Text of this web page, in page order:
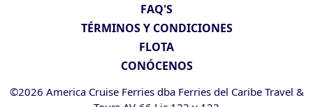
FAQ'S
TÉRMINOS Y CONDICIONES
FLOTA
CONÓCENOS
©2026 America Cruise Ferries dba Ferries del Caribe Travel &